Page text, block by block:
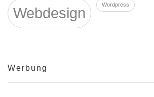
Webdesign Wordpress
Werbung